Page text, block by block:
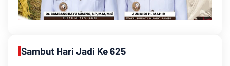
Sambut Hari Jadi Ke 625